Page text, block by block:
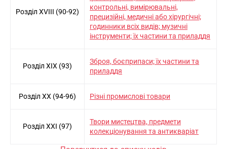
Розділ XVIII (90-92)
контрольнi, вимiрювальнi,
прецизiйнi, медичнi або хiрургiчнi;
годинники всiх видiв; музичнi
iнструменти; їх частини та приладдя
Розділ XIX (93)
Зброя, боєприпаси; їх частини та
приладдя
Розділ XX (94-96) Рiзнi промисловi товари
Розділ XXI (97)
Твори мистецтва, предмети
колекцiонування та антикварiат